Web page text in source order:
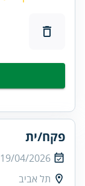
פקח/ית
19/04/2026
תל אביב